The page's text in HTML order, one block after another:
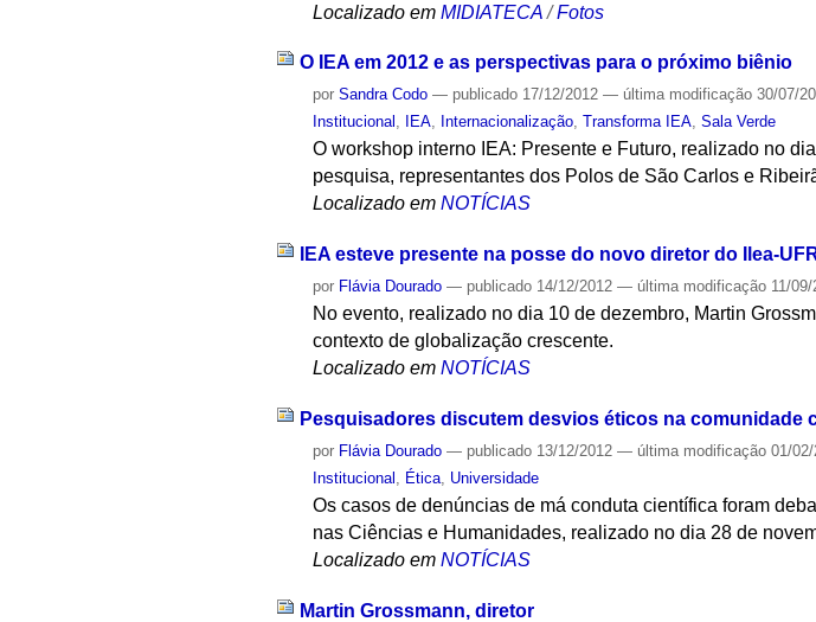
Localizado em MIDIATECA /Fotos
O IEA em 2012 e as perspectivas para o próximo biênio
porSandra Codo — publicado 17/12/2012— última modificação 30/07/
Institucional , IEA, Internacionalização,Transforma IEA,Sala Verde
O workshop interno IEA: Presente e Futuro, realizado no
pesquisa, representantes dos Polos de São Carlos e
Localizado em NOTÍCIAS
IEA esteve presente na posse do novo diretor do Ilea-
por Flávia Dourado — publicado 14/12/2012— última modificação 11/
No evento, realizado no dia 10 de dezembro, Martin
contexto de globalização crescente.
Localizado em NOTÍCIAS
Pesquisadores discutem desvios éticos na comunidade
por Flávia Dourado — publicado 13/12/2012— última modificação 01/
Institucional
Ética Universidade
Os casos de denúncias de má conduta científica foram
nas Ciências e Humanidades, realizado no dia 28 de
Localizado em NOTÍCIAS
Martin Grossmann, diretor